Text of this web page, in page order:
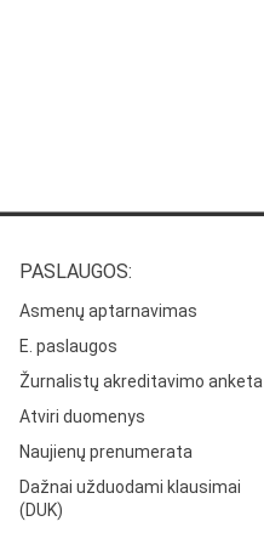
PASLAUGOS:
Asmenų aptarnavimas
E. paslaugos
Žurnalistų akreditavimo anketa
Atviri duomenys
Naujienų prenumerata
Dažnai užduodami klausimai
(DUK)